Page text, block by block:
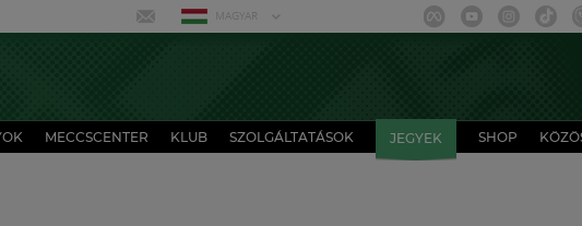
MAGYAR
MECCSCENTER KLUB SZOLGÁLTATÁSOK JEGYEK SHOP